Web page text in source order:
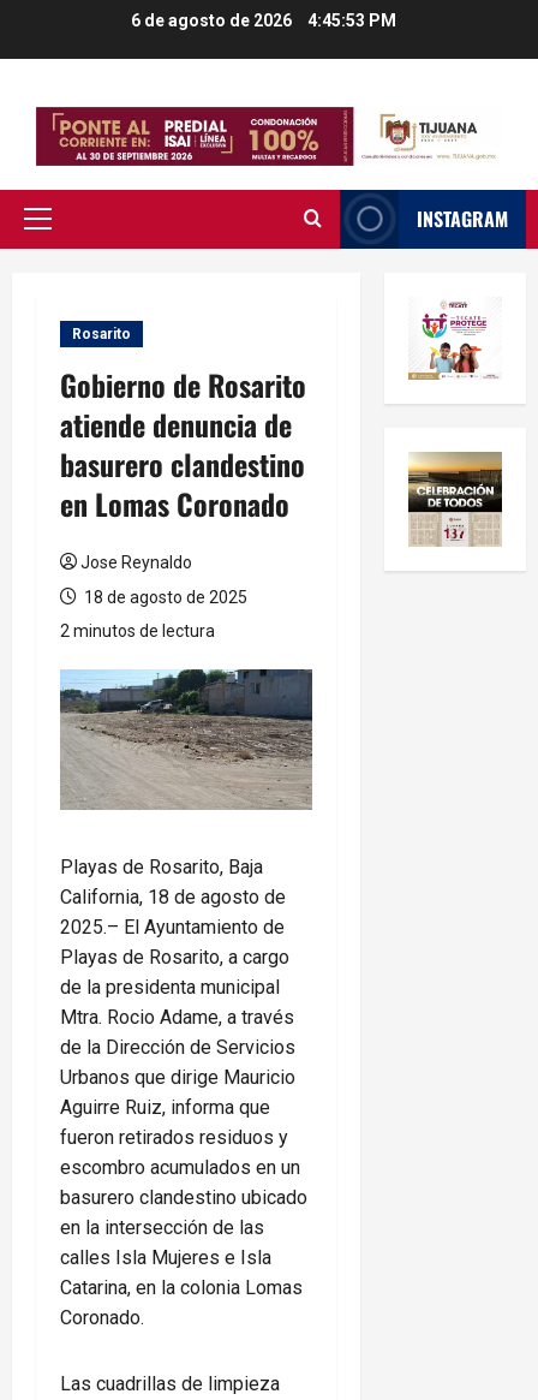
6 de agosto de 2026 4:45:54 PM
Menú
INSTAGRAM
Rosarito
Gobierno de Rosarito
atiende denuncia de
basurero clandestino
en Lomas Coronado
Jose Reynaldo
18 de agosto de 2025
2 minutos de lectura
Playas de Rosarito, Baja
California, 18 de agosto de
2025.– El Ayuntamiento de
Playas de Rosarito, a cargo
de la presidenta municipal
Mtra. Rocio Adame, a través
de la Dirección de Servicios
Urbanos que dirige Mauricio
Aguirre Ruiz, informa que
fueron retirados residuos y
escombro acumulados en un
basurero clandestino ubicado
en la intersección de las
calles Isla Mujeres e Isla
Catarina, en la colonia Lomas
Coronado.
Las cuadrillas de limpieza